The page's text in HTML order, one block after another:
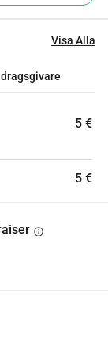
Visa Alla
5 €
5 €
info